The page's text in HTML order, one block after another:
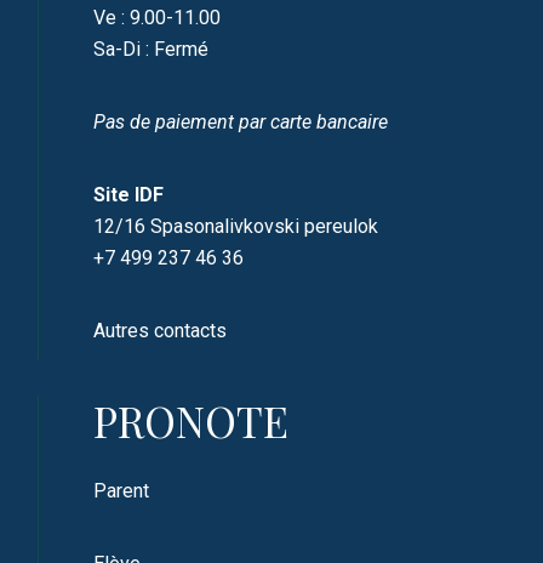
Ve : 9.00-11.00
Sa-Di : Fermé
Pas de paiement par carte bancaire
Site IDF
12/16 Spasonalivkovski pereulok
+7 499 237 46 36
Autres contacts
PRONOTE
Parent